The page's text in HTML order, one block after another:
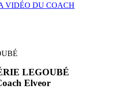
VIDÉO DU COACH
LEGOUBÉ
Elveor